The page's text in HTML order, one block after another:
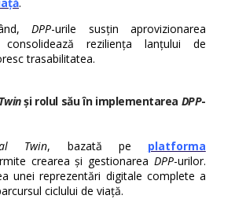
DPP-urile susțin aprovizionarea
consolidează reziliența lanțului de
trasabilitatea.
și rolul său în implementarea DPP-
Twin, bazată pe platforma
crearea și gestionarea DPP-urilor.
unei reprezentări digitale complete a
ciclului de viață.